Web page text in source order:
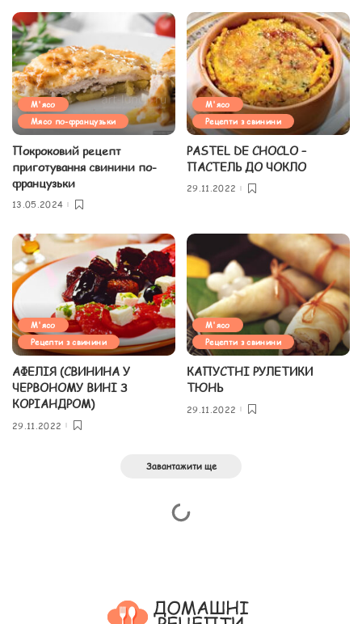
М'ясо
Мясо по-французьки
Покроковий рецепт
приготування свинини по-
французьки
13.05.2024
М'ясо
Рецепти з свинини
PASTEL DE CHOCLO –
ПАСТЕЛЬ ДО ЧОКЛО
29.11.2022
М'ясо
Рецепти з свинини
АФЕЛІЯ (СВИНИНА У
ЧЕРВОНОМУ ВИНІ З
КОРІАНДРОМ)
29.11.2022
М'ясо
Рецепти з свинини
КАПУСТНІ РУЛЕТИКИ
ТЮНЬ
29.11.2022
Завантажити ще